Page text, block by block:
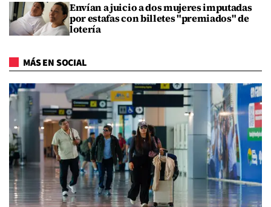
Envían a juicio a dos mujeres imputadas
por estafas con billetes "premiados" de
lotería
MÁS EN SOCIAL